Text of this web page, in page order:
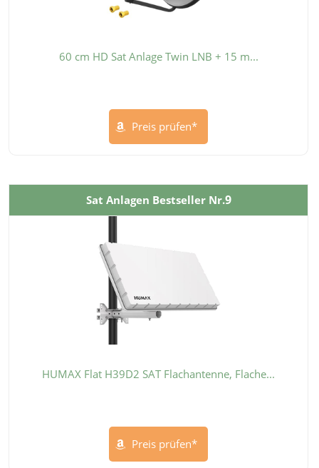
60 cm HD Sat Anlage Twin LNB + 15 m...
Preis prüfen*
Sat Anlagen Bestseller Nr.9
HUMAX Flat H39D2 SAT Flachantenne, Flache...
Preis prüfen*